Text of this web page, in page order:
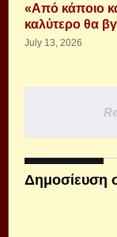
«Από κάποιο
καλύτερο θα
July 13, 2026
Δημοσίευση